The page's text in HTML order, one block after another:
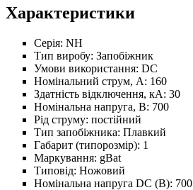
Характеристики
Серія: NH
Тип виробу: Запобіжник
Умови використання: DC
Номінальний струм, А: 160
Здатність відключення, кА: 30
Номінальна напруга, В: 700
Рід струму: постійний
Тип запобіжника: Плавкий
Габарит (типорозмір): 1
Маркування: gBat
Типовід: Ножовий
Номінальна напруга DC (В): 700